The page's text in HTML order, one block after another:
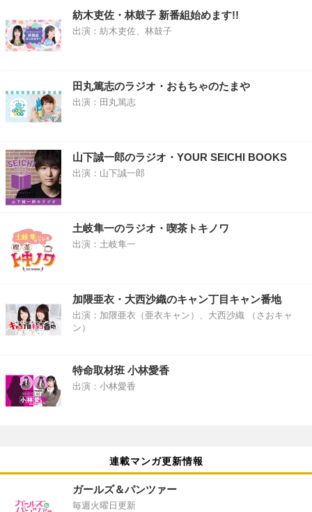
紡木吏佐・林鼓子 新番組始めます!!
出演：紡木吏佐、林鼓子
田丸篤志のラジオ・おもちゃのたまや
出演：田丸篤志
山下誠一郎のラジオ・YOUR SEICHI BOOKS
出演：山下誠一郎
土岐隼一のラジオ・喫茶トキノワ
出演：土岐隼一
加隈亜衣・大西沙織のキャン丁目キャン番地
出演：加隈亜衣（亜衣キャン）、大西沙織 （さおキャ
ン）
特命取材班 小林愛香
出演：小林愛香
連載マンガ更新情報
ガールズ＆パンツァー
毎週火曜日更新